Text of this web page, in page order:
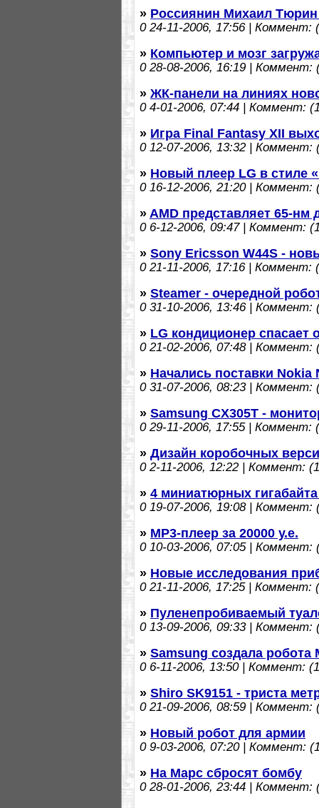
» Россиянин Михаил
024-11-2006, 17:56 | Коммент:
» Компьютер и мозг
028-08-2006, 16:19 | Коммент:
» ЖК-панели на линиях
04-01-2006, 07:44 | Коммент:
» Игра Final Fantasy XII
012-07-2006, 13:32 | Коммент:
» Новый плеер LG в стиле
016-12-2006, 21:20 | Коммент:
» AMD представляет 65-нм
06-12-2006, 09:47 | Коммент:
» Sony Ericsson W44S -
021-11-2006, 17:16 | Коммент:
» Steamer - очередной
031-10-2006, 13:46 | Коммент:
» LG кондиционер спасает
021-02-2006, 07:48 | Коммент:
» Начались поставки Nokia
031-07-2006, 08:23 | Коммент:
» Samsung CX305T -
029-11-2006, 17:55 | Коммент:
» Дизайн коробочных
02-11-2006, 12:22 | Коммент:
» 4 миниатюрных
019-07-2006, 19:08 | Коммент:
» MP3-плеер за 20000 у.е.
010-03-2006, 07:05 | Коммент:
» Новые исследования
021-11-2006, 17:25 | Коммент:
» Пуленепробиваемый
013-09-2006, 09:33 | Коммент:
» Samsung создала робота
06-11-2006, 13:50 | Коммент:
» Shiro SK9151 - триста
021-09-2006, 08:59 | Коммент:
» Новый робот для армии
09-03-2006, 07:20 | Коммент:
» На Марс сбросят бомбу
028-01-2006, 23:44 | Коммент: